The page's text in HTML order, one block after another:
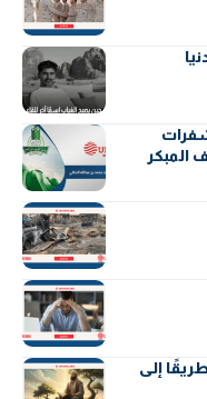
المبكر
إلى